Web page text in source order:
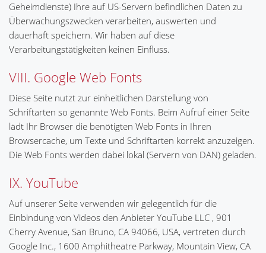
Geheimdienste) Ihre auf US-Servern befindlichen Daten zu
Überwachungszwecken verarbeiten, auswerten und
dauerhaft speichern. Wir haben auf diese
Verarbeitungstätigkeiten keinen Einfluss.
VIII. Google Web Fonts
Diese Seite nutzt zur einheitlichen Darstellung von
Schriftarten so genannte Web Fonts. Beim Aufruf einer Seite
lädt Ihr Browser die benötigten Web Fonts in Ihren
Browsercache, um Texte und Schriftarten korrekt anzuzeigen.
Die Web Fonts werden dabei lokal (Servern von DAN) geladen.
IX. YouTube
Auf unserer Seite verwenden wir gelegentlich für die
Einbindung von Videos den Anbieter YouTube LLC , 901
Cherry Avenue, San Bruno, CA 94066, USA, vertreten durch
Google Inc., 1600 Amphitheatre Parkway, Mountain View, CA